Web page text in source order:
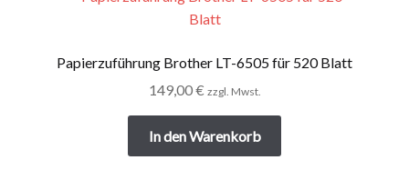
Papierzuführung Brother LT-6505 für 520 Blatt
149,00€ zzgl. Mwst.
In den Warenkorb